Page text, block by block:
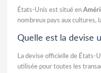
États-Unis est situé en
nombreux pays aux cultures,
Quelle est la devise
La devise officielle de États-
utilisée pour toutes les